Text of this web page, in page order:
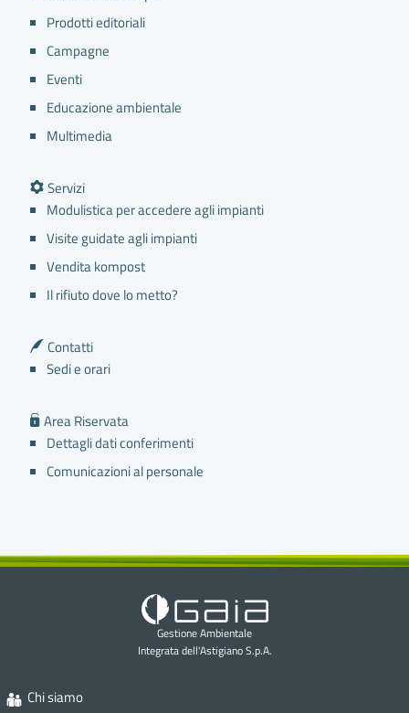
Prodotti editoriali
Campagne
Eventi
Educazione ambientale
Multimedia
Servizi
Modulistica per accedere agli impianti
Visite guidate agli impianti
Vendita kompost
Il rifiuto dove lo metto?
Contatti
Sedi e orari
Area Riservata
Dettagli dati conferimenti
Comunicazioni al personale
Gestione Ambientale
Integrata dell'Astigiano S.p.A.
Chi siamo